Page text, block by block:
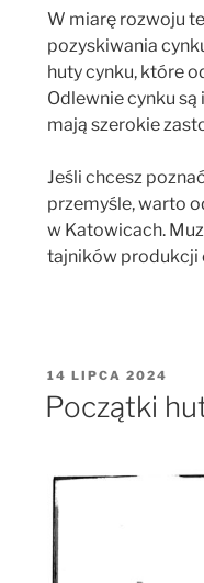
W miarę rozwoju
pozyskiwania
huty cynku, które
Odlewnie cynku
mają szerokie
Jeśli chcesz
przemyśle, warto
w Katowicach.
tajników produkcji
OPUBLIKOWANE
W
14 LIPCA 2024
Początki